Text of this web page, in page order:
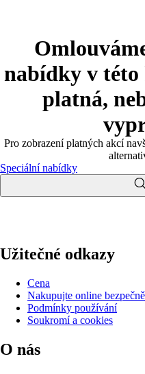
nabídky v
platná,
Pro zobrazení platných akcí
Speciální nabídky
Užitečné odkazy
Cena
Nakupujte online bezpečně
Podmínky používání
Soukromí a cookies
O nás